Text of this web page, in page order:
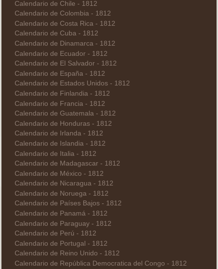
Calendario de Chile - 1812
Calendario de Colombia - 1812
Calendario de Costa Rica - 1812
Calendario de Cuba - 1812
Calendario de Dinamarca - 1812
Calendario de Ecuador - 1812
Calendario de El Salvador - 1812
Calendario de España - 1812
Calendario de Estados Unidos - 1812
Calendario de Finlandia - 1812
Calendario de Francia - 1812
Calendario de Guatemala - 1812
Calendario de Honduras - 1812
Calendario de Irlanda - 1812
Calendario de Islandia - 1812
Calendario de Italia - 1812
Calendario de Madagascar - 1812
Calendario de México - 1812
Calendario de Nicaragua - 1812
Calendario de Noruega - 1812
Calendario de Países Bajos - 1812
Calendario de Panamá - 1812
Calendario de Paraguay - 1812
Calendario de Perú - 1812
Calendario de Portugal - 1812
Calendario de Reino Unido - 1812
Calendario de República Democratica del Congo - 1812